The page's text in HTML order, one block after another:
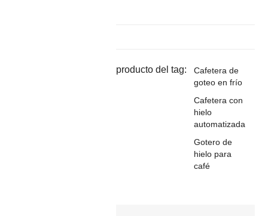
producto del tag:
Cafetera de
goteo en frío
Cafetera con
hielo
automatizada
Gotero de
hielo para
café